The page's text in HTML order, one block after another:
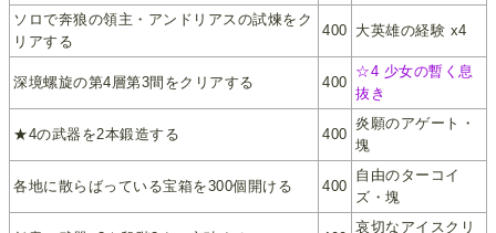
ソロで奔狼の領主・アンドリアスの試煉をク
リアする
400 大英雄の経験 x4
深境螺旋の第4層第3間をクリアする 400
☆4 少女の暫く息
抜き
★4の武器を2本鍛造する 400
炎願のアゲート・
塊
各地に散らばっている宝箱を300個開ける 400
自由のターコイ
ズ・塊
哀切なアイスクリ